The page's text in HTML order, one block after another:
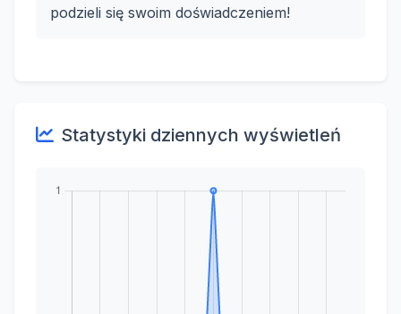
podzieli się swoim doświadczeniem!
Statystyki dziennych wyświetleń